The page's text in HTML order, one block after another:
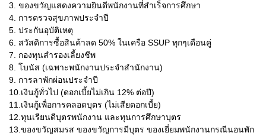
3. ของขวัญแสดงความยินดีพนักงานที่สำเร็จการศึกษา
4. การตรวจสุขภาพประจำปี
5. ประกันอุบัติเหตุ
6. สวัสดิการซื้อสินค้าลด 50% ในเครือ SSUP ทุกๆเดือนคู่
7. กองทุนสำรองเลี้ยงชีพ
8. โบนัส (เฉพาะพนักงานประจำสำนักงาน)
9. การลาพักผ่อนประจำปี
10.เงินกู้ทั่วไป (ดอกเบี้ยไม่เกิน 12% ต่อปี)
11.เงินกู้เพื่อการคลอดบุตร (ไม่เสียดอกเบี้ย)
12.ทุนเรียนดีบุตรพนักงาน และทุนการศึกษาบุตร
13.ของขวัญสมรส ของขวัญการมีบุตร ของเยี่ยมพนักงานกรณีนอนพัก